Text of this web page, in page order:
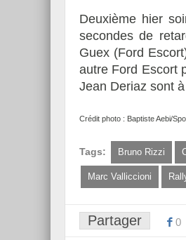
Deuxième hier
secondes de
Guex (Ford
autre Ford Escort
Jean Deriaz sont
Crédit photo : Baptiste Aebi/
Tags: Bruno Rizzi
Marc Valliccioni
Partager 0